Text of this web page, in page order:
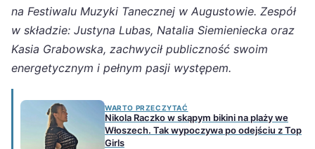
na Festiwalu Muzyki Tanecznej w Augustowie. Zespół
w składzie: Justyna Lubas, Natalia Siemieniecka oraz
Kasia Grabowska, zachwycił publiczność swoim
energetycznym i pełnym pasji występem.
WARTO PRZECZYTAĆ
Nikola Raczko w skąpym bikini na plaży we
Włoszech. Tak wypoczywa po odejściu z Top
Girls